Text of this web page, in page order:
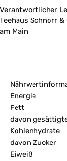
Verantwortlicher
Teehaus Schnorr &
am Main
Energie
Fett
davon
Kohlenhydrate
davon Zucker
Eiweiß